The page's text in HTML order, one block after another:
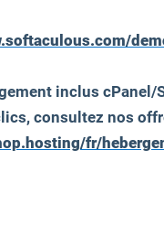
inclus
consultez nos
fr/